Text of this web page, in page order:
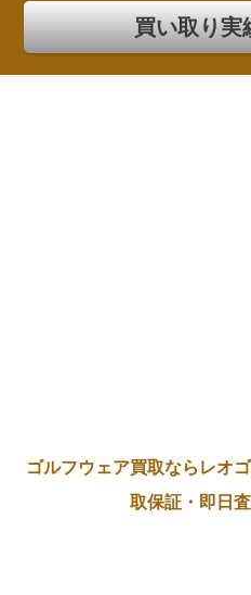
買い取り実
ゴルフウェア買取ならレオ
取保証・即日